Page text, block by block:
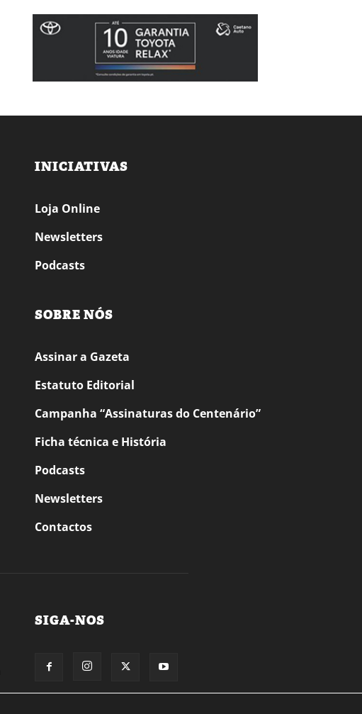
INICIATIVAS
Loja Online
Newsletters
Podcasts
SOBRE NÓS
Assinar a Gazeta
Estatuto Editorial
Campanha “Assinaturas do Centenário”
Ficha técnica e História
Podcasts
Newsletters
Contactos
SIGA-NOS